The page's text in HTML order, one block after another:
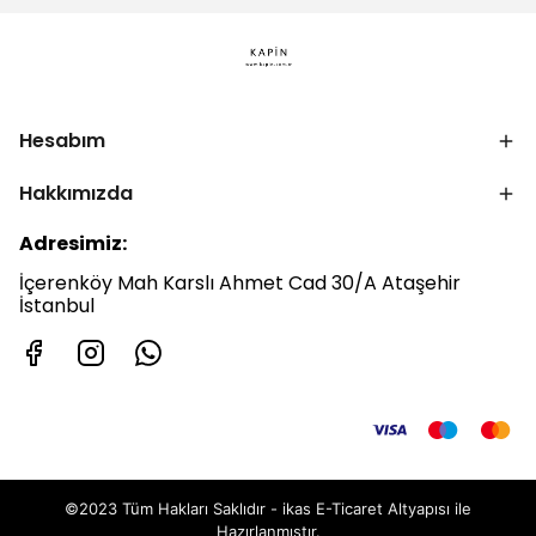
Hesabım
Hakkımızda
Adresimiz:
İçerenköy Mah Karslı Ahmet Cad 30/A Ataşehir
İstanbul
©2023 Tüm Hakları Saklıdır - ikas E-Ticaret Altyapısı ile
Hazırlanmıştır.